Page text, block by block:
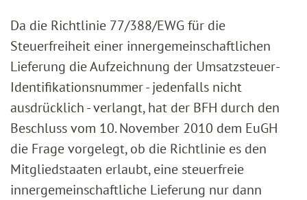
Da die Richtlinie 77/388/EWG für die
Steuerfreiheit einer innergemeinschaftlichen
Lieferung die Aufzeichnung der Umsatzsteuer-
Identifikationsnummer - jedenfalls nicht
ausdrücklich - verlangt, hat der BFH durch den
Beschluss vom 10. November 2010 dem EuGH
die Frage vorgelegt, ob die Richtlinie es den
Mitgliedstaaten erlaubt, eine steuerfreie
innergemeinschaftliche Lieferung nur dann